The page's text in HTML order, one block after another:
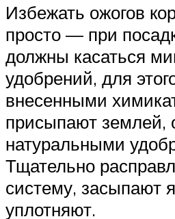
Избежать ожогов
просто — при
должны касаться
удобрений, для
внесенными
присыпают землей,
натуральными
Тщательно
систему, засыпают
уплотняют.